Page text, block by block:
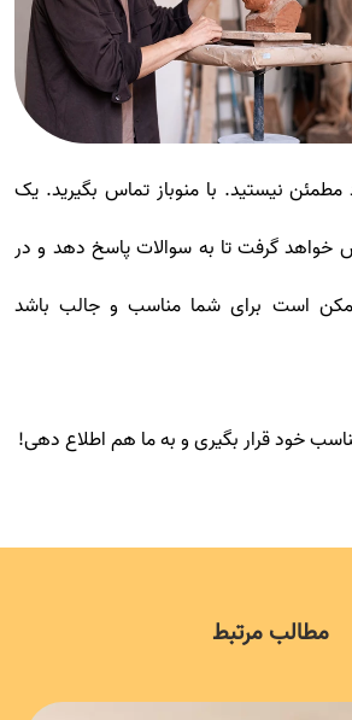
نیستید. با منوباز تماس بگیرید. یک
خواهد گرفت تا به سوالات پاسخ دهد و در
است برای شما مناسب و جالب باشد
خود قرار بگیری و به ما هم اطلاع دهی!
مطالب مرتبط